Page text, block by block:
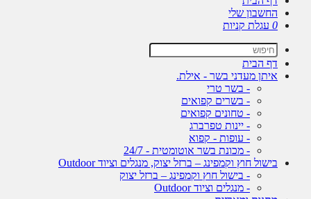
החשבון שלי
עגלת קניות
דף הבית
איתן מעדני בשר - אילת.
- בשר טרי
- בשרים קפואים
- טחונים קפואים
- יינות טפרברג
- עופות - קפוא
- מכונת בשר אוטומטית - 24/7
בישול חוץ וקמפינג – ברזל יצוק, מנגלים וציוד Outdoor
- בישול חוץ וקמפינג – ברזל יצוק
- מנגלים וציוד Outdoor